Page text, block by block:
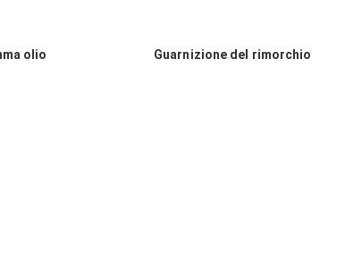
olio Guarnizione del rimorchio